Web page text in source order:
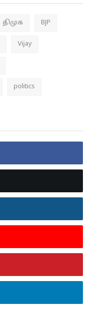
திமுக BJP
Vijay
politics